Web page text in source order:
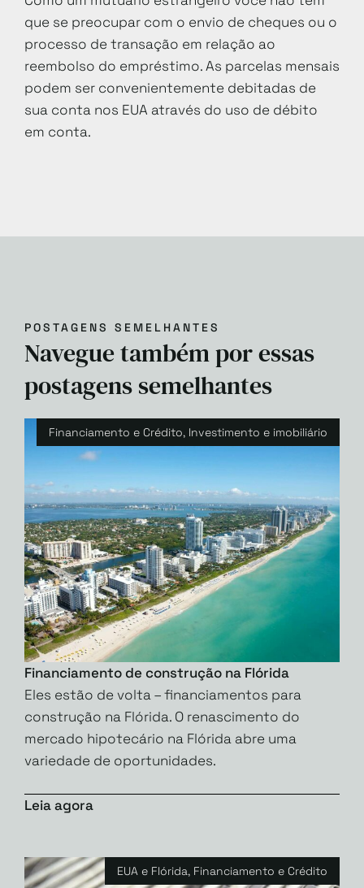
que se preocupar com o envio de cheques ou o
processo de transação em relação ao
reembolso do empréstimo. As parcelas mensais
podem ser convenientemente debitadas de
sua conta nos EUA através do uso de débito
em conta.
POSTAGENS SEMELHANTES
Navegue também por essas
postagens semelhantes
Financiamento e Crédito, Investimento e imobiliário
Financiamento de construção na Flórida
Eles estão de volta – financiamentos para
construção na Flórida. O renascimento do
mercado hipotecário na Flórida abre uma
variedade de oportunidades.
Leia agora
EUA e Flórida, Financiamento e Crédito